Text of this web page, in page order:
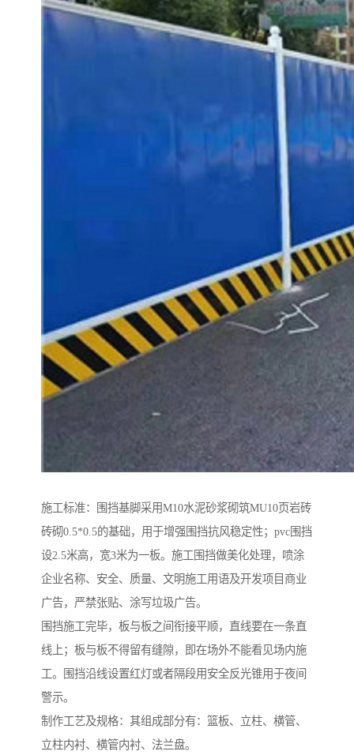
施工标准：围挡基脚采用M10水泥砂浆砌筑MU10页岩砖
砖砌0.5*0.5的基础，用于增强围挡抗风稳定性；pvc围挡
设2.5米高，宽3米为一板。施工围挡做美化处理，喷涂
企业名称、安全、质量、文明施工用语及开发项目商业
广告，严禁张贴、涂写垃圾广告。
围挡施工完毕，板与板之间衔接平顺，直线要在一条直
线上；板与板不得留有缝隙，即在场外不能看见场内施
工。围挡沿线设置红灯或者隔段用安全反光锥用于夜间
警示。
制作工艺及规格：其组成部分有：篮板、立柱、横管、
立柱内衬、横管内衬、法兰盘。